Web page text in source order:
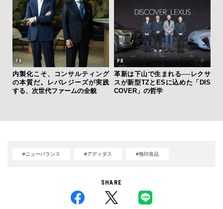
内製化こそ、コンサルティング
の本質だ。レバレジーズが実践
する、次世代ファームの全貌
革新は下山で生まれる──レクサ
スが新型TZとESに込めた「DIS
COVER」の哲学
#ニューバランス #アディダス #無印良品
SHARE